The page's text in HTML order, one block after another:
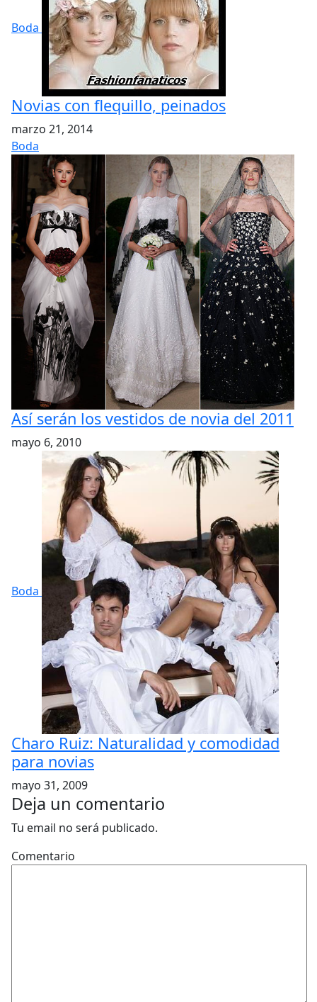
Boda
Novias con flequillo, peinados
marzo 21, 2014
Boda
Así serán los vestidos de novia del 2011
mayo 6, 2010
Boda
Charo Ruiz: Naturalidad y comodidad
para novias
mayo 31, 2009
Deja un comentario
Tu email no será publicado.
Comentario